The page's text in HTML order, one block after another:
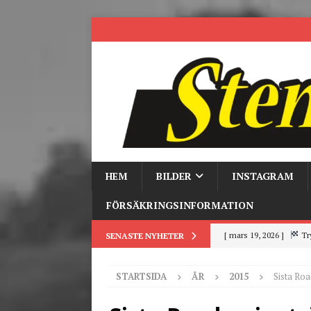
HEM BILDER INSTAGRAM
FÖRSÄKRINGSINFORMATION
SENASTE NYHETER [ mars 19, 2026 ]
[ juni 26, 2026 ] Back
[ juni 23, 2026 ] Tack
STARTSIDA ÅR 2015 Sista